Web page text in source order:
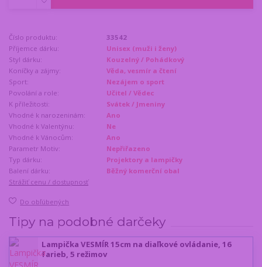
Číslo produktu:
33542
Příjemce dárku:
Unisex (muži i ženy)
Styl dárku:
Kouzelný / Pohádkový
Koníčky a zájmy:
Věda, vesmír a čtení
Sport:
Nezájem o sport
Povolání a role:
Učitel / Vědec
K příležitosti:
Svátek / Jmeniny
Vhodné k narozeninám:
Ano
Vhodné k Valentýnu:
Ne
Vhodné k Vánocům:
Ano
Parametr Motiv:
Nepřiřazeno
Typ dárku:
Projektory a lampičky
Balení dárku:
Běžný komerční obal
Strážiť cenu / dostupnosť
Do obľúbených
Tipy na podobné darčeky
Lampička VESMÍR 15cm na diaľkové ovládanie, 16
farieb, 5 režimov